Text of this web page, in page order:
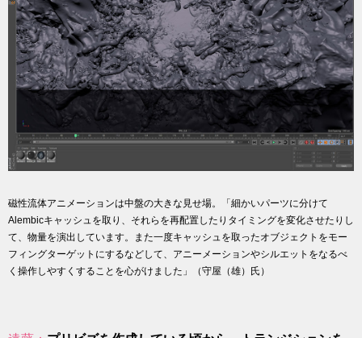
磁性流体アニメーションは中盤の大きな見せ場。「細かいパーツに分けて
Alembicキャッシュを取り、それらを再配置したりタイミングを変化させたりし
て、物量を演出しています。また一度キャッシュを取ったオブジェクトをモー
フィングターゲットにするなどして、アニーメーションやシルエットをなるべ
く操作しやすくすることを心がけました」（守屋（雄）氏）